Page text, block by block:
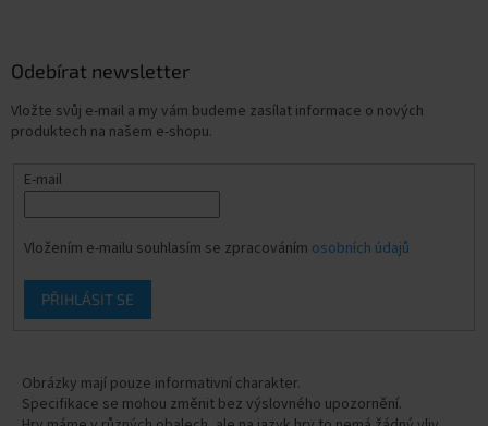
Odebírat newsletter
Vložte svůj e-mail a my vám budeme zasílat informace o nových
produktech na našem e-shopu.
E-mail
Vložením e-mailu souhlasím se zpracováním osobních údajů
PŘIHLÁSIT SE
Obrázky mají pouze informativní charakter.
Specifikace se mohou změnit bez výslovného upozornění.